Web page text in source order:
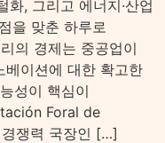
화, 그리고 에너지·산업
을 맞춘 하루로
의 경제는 중공업이
베이션에 대한 확고한
성이 핵심이
Foral de
경쟁력 국장인 […]